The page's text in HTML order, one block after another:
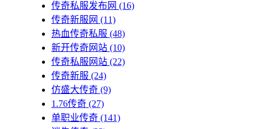
传奇私服发布网 (16)
传奇新服网 (11)
热血传奇私服 (48)
新开传奇网站 (10)
传奇私服网站 (22)
传奇新服 (24)
仿盛大传奇 (9)
1.76传奇 (27)
单职业传奇 (141)